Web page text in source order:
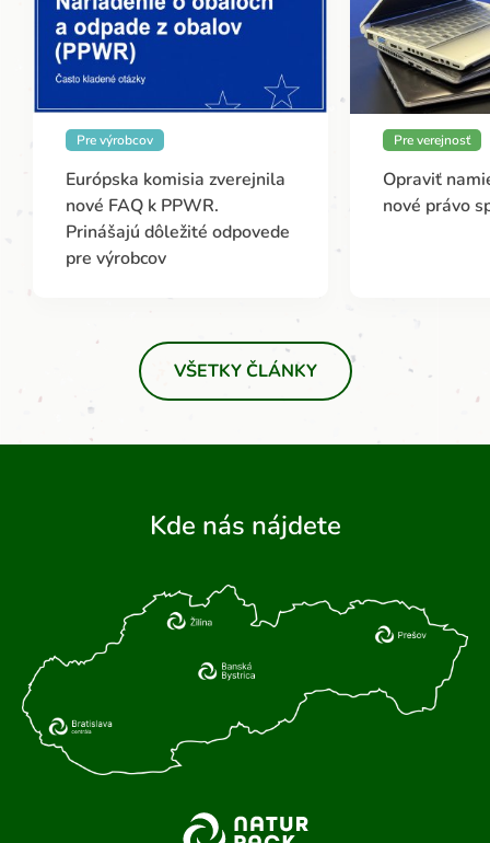
Pre výrobcov
Európska komisia zverejnila
nové FAQ k PPWR.
Prinášajú dôležité odpovede
pre výrobcov
Pre verejnosť
Opraviť
nové právo
VŠETKY ČLÁNKY
Kde nás nájdete